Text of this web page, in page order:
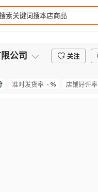
公司 关注
准时发货率 - % 店铺好评率